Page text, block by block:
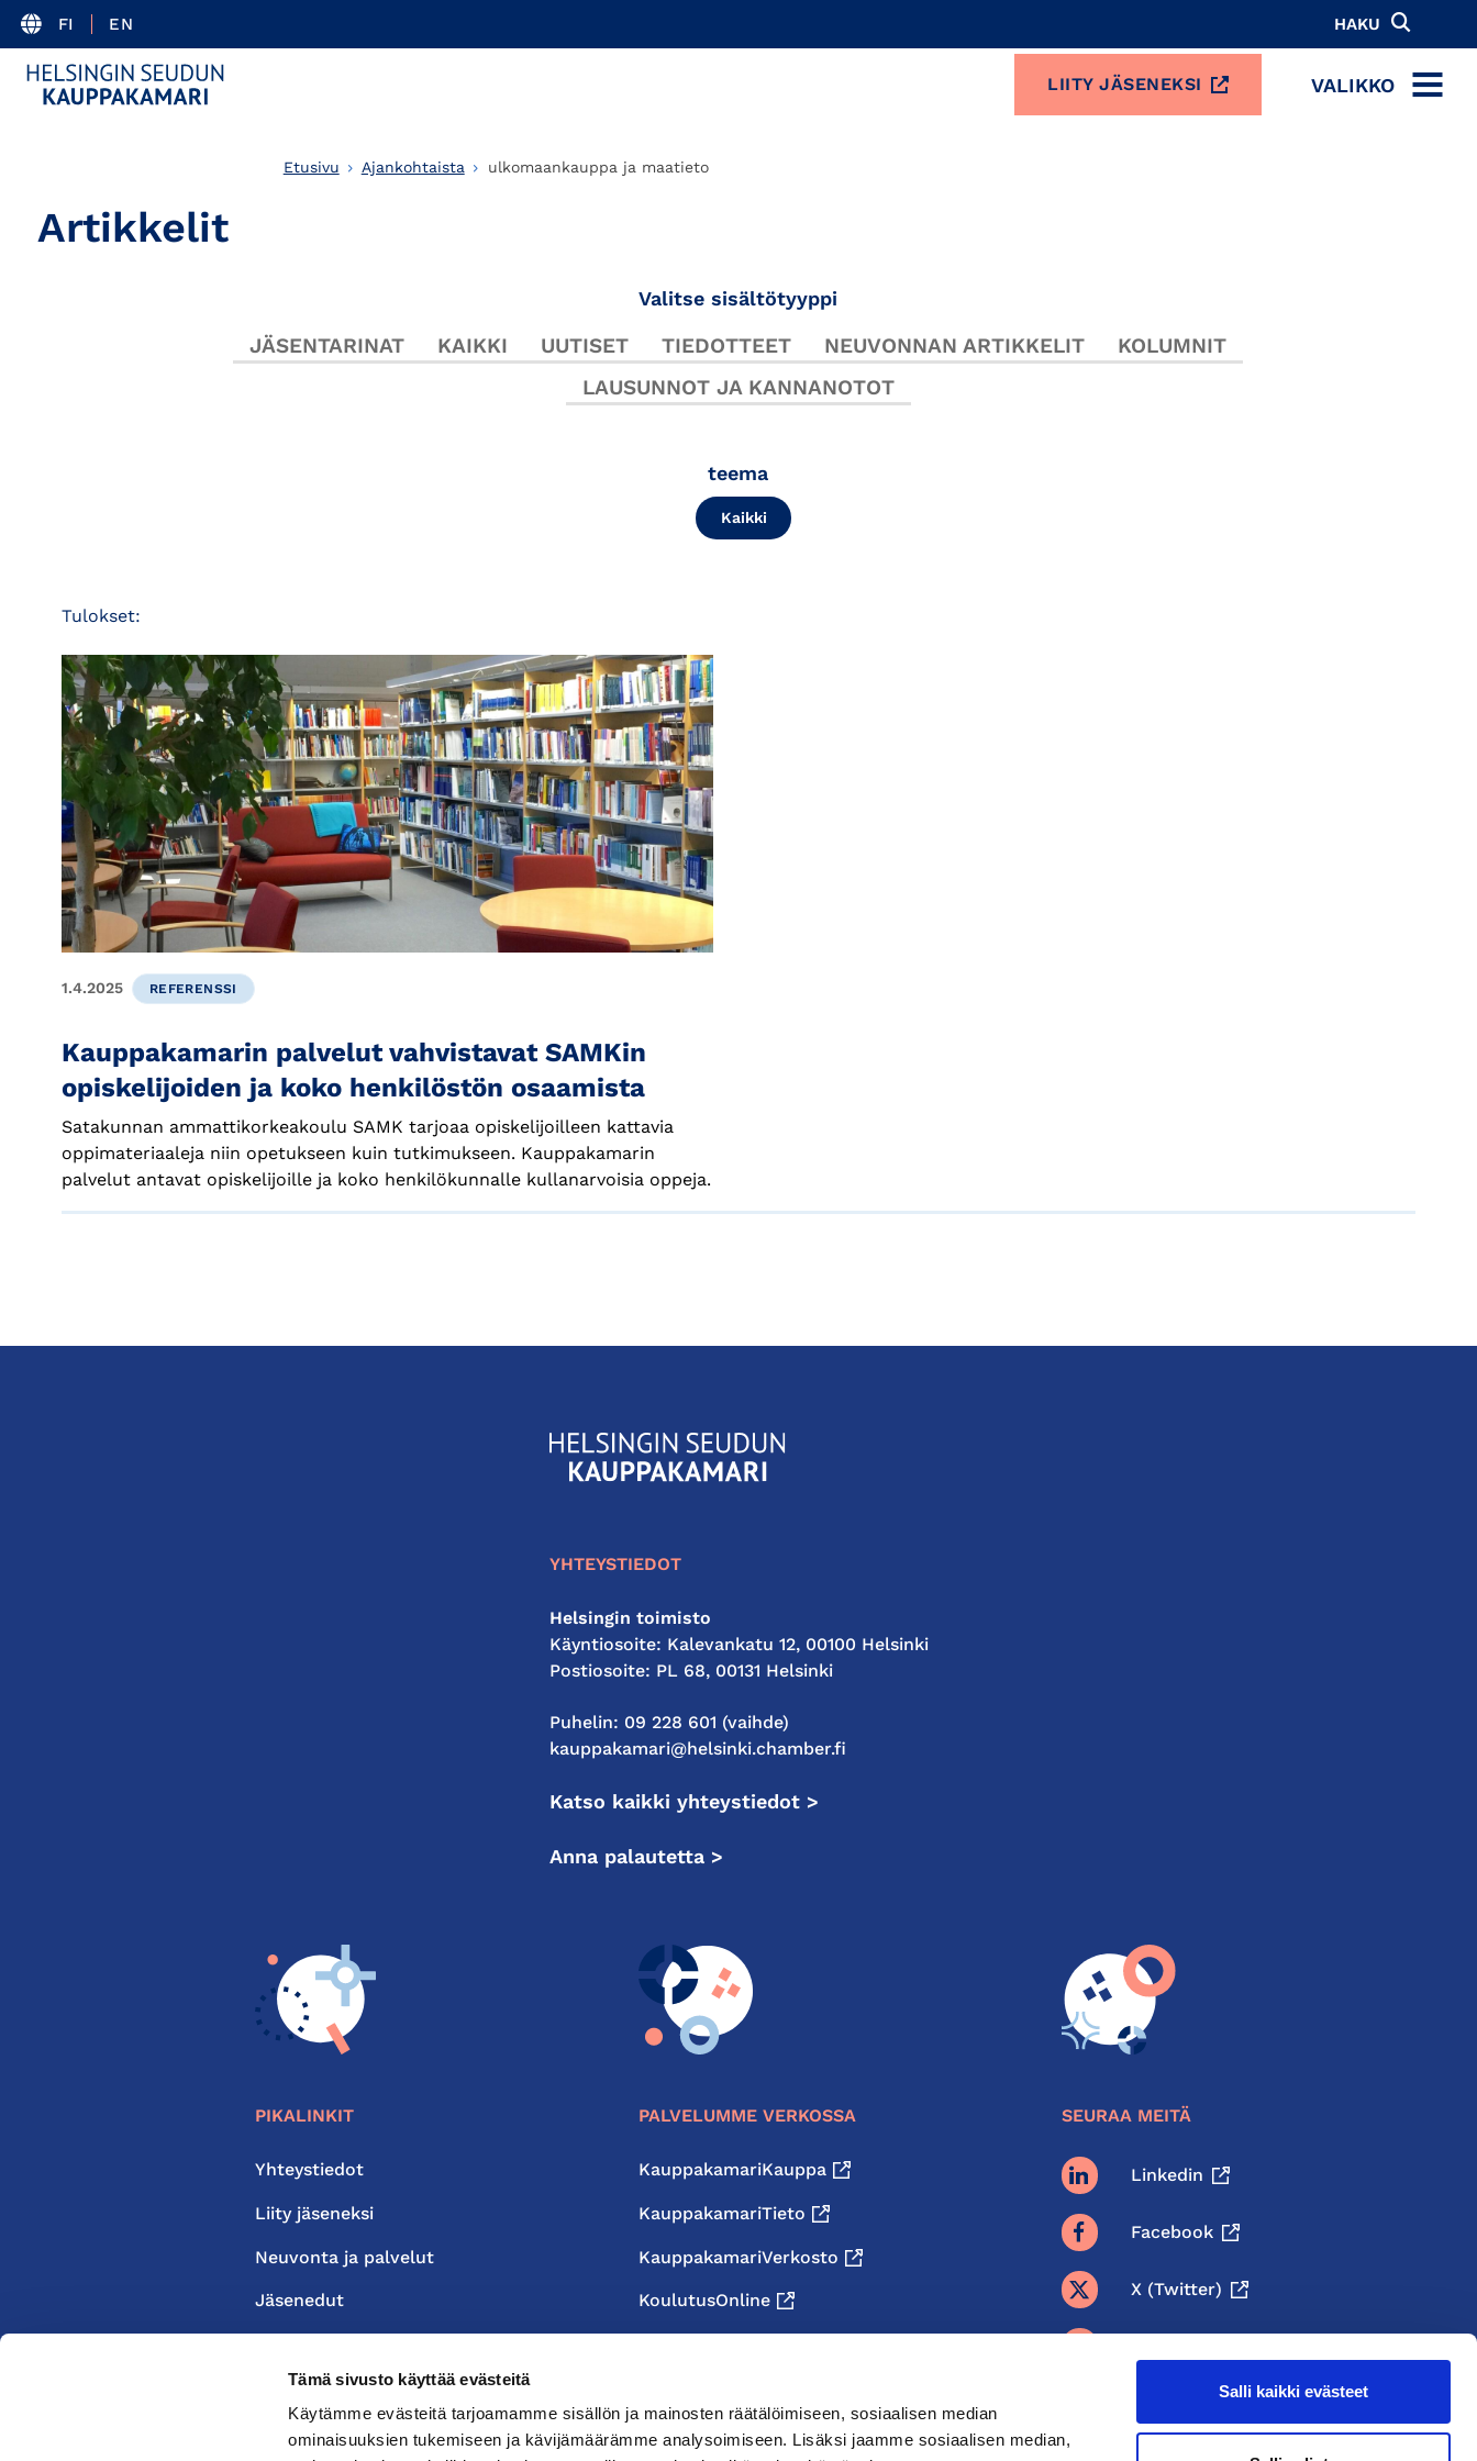
Tämä sivusto käyttää evästeitä
Käytämme evästeitä tarjoamamme sisällön ja mainosten räätälöimiseen, sosiaalisen median
ominaisuuksien tukemiseen ja kävijämäärämme analysoimiseen. Lisäksi jaamme sosiaalisen median,
Salli kaikki evästeet
FI EN HAKU
LIITY JÄSENEKSI VALIKKO
MENU
Etusivu Ajankohtaista ulkomaankauppa ja maatieto
Artikkelit
Valitse sisältötyyppi
JÄSENTARINAT KAIKKI UUTISET TIEDOTTEET NEUVONNAN ARTIKKELIT
KOLUMNIT
LAUSUNNOT JA KANNANOTOT
teema
Kaikki
Tulokset:
1.4.2025 REFERENSSI
Kauppakamarin palvelut vahvistavat SAMKin
opiskelijoiden ja koko henkilöstön osaamista
Satakunnan ammattikorkeakoulu SAMK tarjoaa opiskelijoilleen kattavia
oppimateriaaleja niin opetukseen kuin tutkimukseen. Kauppakamarin
palvelut antavat opiskelijoille ja koko henkilökunnalle kullanarvoisia oppeja.
KauppakamariHelsingin
seudun
YHTEYSTIEDOT
Helsingin toimisto
Käyntiosoite: Kalevankatu 12, 00100 Helsinki
Postiosoite: PL 68, 00131 Helsinki
Puhelin: 09 228 601 (vaihde)
kauppakamari@helsinki.chamber.fi
Katso kaikki yhteystiedot >
Anna palautetta >
PIKALINKIT
Yhteystiedot
Liity jäseneksi
Neuvonta ja palvelut
Jäsenedut
PALVELUMME VERKOSSA
KauppakamariKauppa
KauppakamariTieto
KauppakamariVerkosto
KoulutusOnline
SEURAA MEITÄ
Linkedin
Facebook
X (twitter)